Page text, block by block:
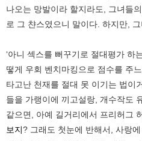
나오는 망발이라 할지라도, 그녀들
로 그 챤스였으니 말이다. 하지만,
‘아니 섹스를 뻐꾸기로 절대평가 하
떻게 우회 벤치마킹으로 점수를 주
타고난 천재를 절대 못 이기는 법이
들을 가랭이에 끼고설랑, 개수작도
같으면, 아예 길거리에서 프리허그
보지? 그래도 첫눈에 반해서, 사랑